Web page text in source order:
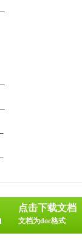
点击下载文档
文档为doc格式